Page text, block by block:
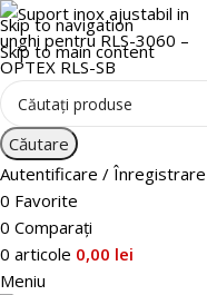
Skip to navigation
Skip to main content
Căutare
Autentificare / Înregistrare
0 Favorite
0 Comparați
0 articole 0,00 lei
Meniu